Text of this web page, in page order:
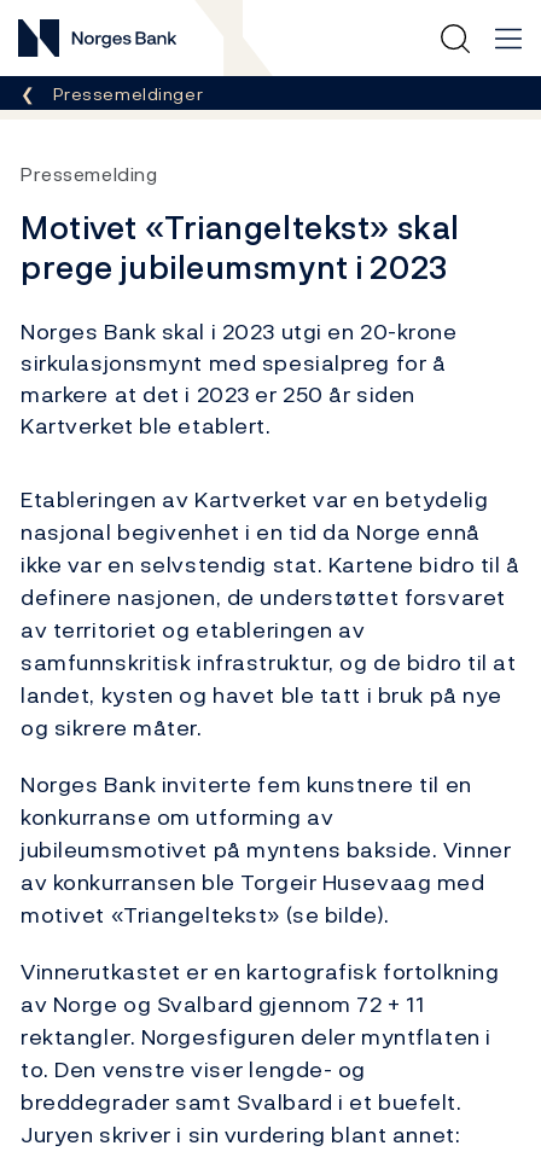
Norges Bank
Her er du nå:
Pressemeldinger
Pressemelding
Motivet «Triangeltekst» skal
prege jubileumsmynt i 2023
Norges Bank skal i 2023 utgi en 20-krone
sirkulasjonsmynt med spesialpreg for å
markere at det i 2023 er 250 år siden
Kartverket ble etablert.
Etableringen av Kartverket var en betydelig
nasjonal begivenhet i en tid da Norge ennå
ikke var en selvstendig stat. Kartene bidro til å
definere nasjonen, de understøttet forsvaret
av territoriet og etableringen av
samfunnskritisk infrastruktur, og de bidro til at
landet, kysten og havet ble tatt i bruk på nye
og sikrere måter.
Norges Bank inviterte fem kunstnere til en
konkurranse om utforming av
jubileumsmotivet på myntens bakside. Vinner
av konkurransen ble Torgeir Husevaag med
motivet «Triangeltekst» (se bilde).
Vinnerutkastet er en kartografisk fortolkning
av Norge og Svalbard gjennom 72 + 11
rektangler. Norgesfiguren deler myntflaten i
to. Den venstre viser lengde- og
breddegrader samt Svalbard i et buefelt.
Juryen skriver i sin vurdering blant annet: